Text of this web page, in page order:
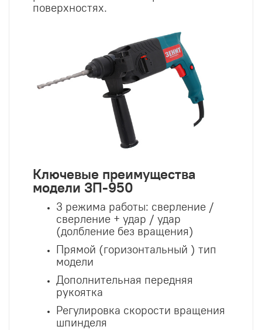
поверхностях.
Ключевые преимущества
модели ЗП-950
3 режима работы: сверление /
сверление + удар / удар
(долбление без вращения)
Прямой (горизонтальный ) тип
модели
Дополнительная передняя
рукоятка
Регулировка скорости вращения
шпинделя